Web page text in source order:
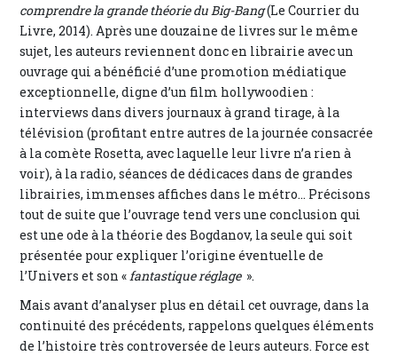
comprendre la grande théorie du Big-Bang(Le Courrier du
Livre, 2014). Après une douzaine de livres sur le même
sujet, les auteurs reviennent donc en librairie avec un
ouvrage qui a bénéficié d’une promotion médiatique
exceptionnelle, digne d’un film hollywoodien :
interviews dans divers journaux à grand tirage, à la
télévision (profitant entre autres de la journée consacrée
à la comète Rosetta, avec laquelle leur livre n’a rien à
voir), à la radio, séances de dédicaces dans de grandes
librairies, immenses affiches dans le métro... Précisons
tout de suite que l’ouvrage tend vers une conclusion qui
est une ode à la théorie des Bogdanov, la seule qui soit
présentée pour expliquer l’origine éventuelle de
l’Univers et son « fantastique réglage ».
Mais avant d’analyser plus en détail cet ouvrage, dans la
continuité des précédents, rappelons quelques éléments
de l’histoire très controversée de leurs auteurs. Force est